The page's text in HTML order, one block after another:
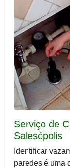
Serviço de
Salesópolis
Identificar
paredes é uma